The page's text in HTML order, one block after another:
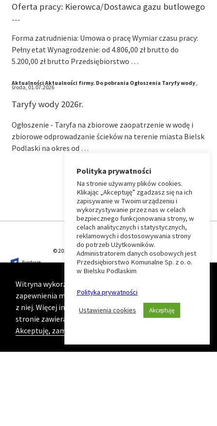
Oferta pracy: Kierowca/Dostawca gazu butlowego
…
Forma zatrudnienia: Umowa o pracę Wymiar czasu pracy:
Pełny etat Wynagrodzenie: od 4.806,00 zł brutto do
5.200,00 zł brutto Przedsiębiorstwo …
Aktualności Aktualności firmy. Do pobrania Ogłoszenia Taryfy wody,
środa, 01.07.2026
Taryfy wody 2026r.
Ogłoszenie - Taryfa na zbiorowe zaopatrzenie w wodę i
zbiorowe odprowadzanie ścieków na terenie miasta Bielsk
Podlaski na okres od …
⏶
Wróć
do
początku
strony
© 2026 T-Matic Grupa Computer Plus Sp. z o.o.
Witryna wykorzystuje ciasteczka (cookies) w celu
zapewnienia maksymalnej wygody podczas korzystania
z niej. Więcej informacji na ten temat znajduje się na
stronie zawierającej naszą
Politykę prywatności
Akceptuję, zamknij komunikat
Polityka prywatności
Na stronie używamy plików cookies.
Klikając „Akceptuję” zgadzasz się na ich
zapisywanie w Twoim urządzeniu i
wykorzystywanie przez nas w celach
bezpiecznego funkcjonowania strony, w
celach analitycznych i statystycznych,
reklamowych i dostosowywania strony
do potrzeb Użytkowników.
Administratorem danych osobowych jest
Przedsiębiorstwo Komunalne Sp. z o. o.
w Bielsku Podlaskim
Polityka prywatności
Ustawienia cookies Akceptuję